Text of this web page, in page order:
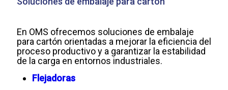
En OMS ofrecemos soluciones de embalaje
para cartón orientadas a mejorar la eficiencia del
proceso productivo y a garantizar la estabilidad
de la carga en entornos industriales.
Flejadoras